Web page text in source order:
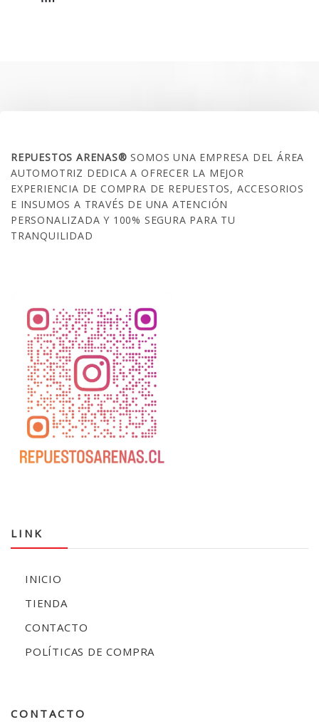
REPUESTOS ARENAS®SOMOS UNA EMPRESA DEL ÁREA
AUTOMOTRIZ DEDICA A OFRECER LA MEJOR
EXPERIENCIA DE COMPRA DE REPUESTOS, ACCESORIOS
E INSUMOS A TRAVÉS DE UNA ATENCIÓN
PERSONALIZADA Y 100% SEGURA PARA TU
TRANQUILIDAD
LINK
INICIO
TIENDA
CONTACTO
POLÍTICAS DE COMPRA
CONTACTO